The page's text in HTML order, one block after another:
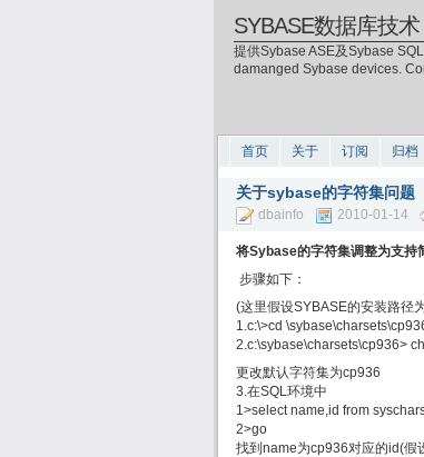
SYBASE数据库技
提供Sybase ASE及Sybase
damanged Sybase devices.
首页 关于 订阅 归档
关于sybase的字符集问题
dbainfo 2010-01-14
将Sybase的字符集调整为支持
步骤如下：
(这里假设SYBASE的安装路径
1.c:\>cd
2.c:\sybase\charsets\cp936>
更改默认字符集为cp936
3.在SQL环境中
1>select name,id from
2>go
找到name为cp936对应的id(假